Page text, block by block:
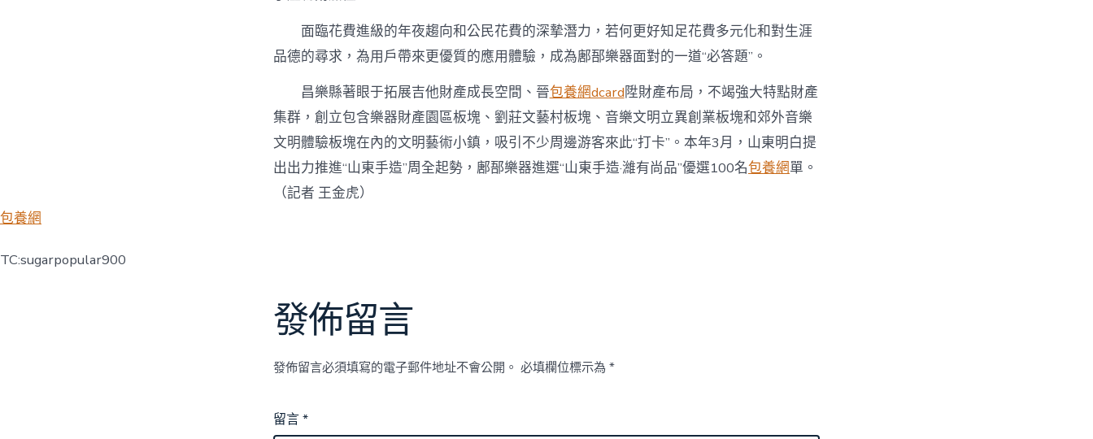
面臨花費進級的年夜趨向和公民花費的深摯潛力，若何更好知足花費多元化和對生涯
品德的尋求，為用戶帶來更優質的應用體驗，成為鄌郚樂器面對的一道“必答題”。
昌樂縣著眼于拓展吉他財產成長空間、晉包養網dcard陞財產布局，不竭強大特點財產
集群，創立包含樂器財產園區板塊、劉莊文藝村板塊、音樂文明立異創業板塊和郊外音樂
文明體驗板塊在內的文明藝術小鎮，吸引不少周邊游客來此“打卡”。本年3月，山東明白提
出出力推進“山東手造”周全起勢，鄌郚樂器進選“山東手造·濰有尚品”優選100名包養網單。
（記者 王金虎）
包養網
TC:sugarpopular900
發佈留言
發佈留言必須填寫的電子郵件地址不會公開。 必填欄位標示為 *
留言*